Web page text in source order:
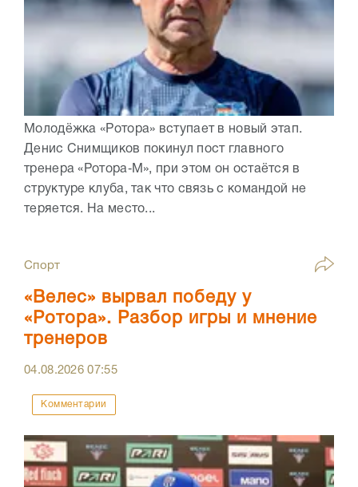
Молодёжка «Ротора» вступает в новый этап.
Денис Снимщиков покинул пост главного
тренера «Ротора‑М», при этом он остаётся в
структуре клуба, так что связь с командой не
теряется. На место...
Спорт
«Велес» вырвал победу у
«Ротора». Разбор игры и мнение
тренеров
04.08.202607:55
Комментарии